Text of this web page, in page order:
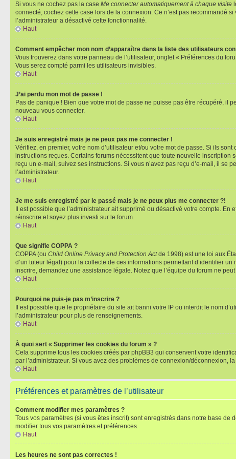
Si vous ne cochez pas la case Me connecter automatiquement à chaque visite
connecté, cochez cette case lors de la connexion. Ce n’est pas recommandé
l’administrateur a désactivé cette fonctionnalité.
Haut
Comment empêcher mon nom d’apparaître dans la liste des utilisateurs
Vous trouverez dans votre panneau de l’utilisateur, onglet « Préférences du
Vous serez compté parmi les utilisateurs invisibles.
Haut
J’ai perdu mon mot de passe !
Pas de panique ! Bien que votre mot de passe ne puisse pas être récupéré, il
nouveau vous connecter.
Haut
Je suis enregistré mais je ne peux pas me connecter !
Vérifiez, en premier, votre nom d’utilisateur et/ou votre mot de passe. Si ils
instructions reçues. Certains forums nécessitent que toute nouvelle inscription
reçu un e-mail, suivez ses instructions. Si vous n’avez pas reçu d’e-mail, il se
l’administrateur.
Haut
Je me suis enregistré par le passé mais je ne peux plus me connecter ?!
Il est possible que l’administrateur ait supprimé ou désactivé votre compte.
réinscrire et soyez plus investi sur le forum.
Haut
Que signifie COPPA ?
COPPA (ou Child Online Privacy and Protection Actde 1998) est une loi aux
d’un tuteur légal) pour la collecte de ces informations permettant d’identifier
inscrire, demandez une assistance légale. Notez que l’équipe du forum ne
Haut
Pourquoi ne puis-je pas m’inscrire ?
Il est possible que le propriétaire du site ait banni votre IP ou interdit le nom
l’administrateur pour plus de renseignements.
Haut
À quoi sert « Supprimer les cookies du forum » ?
Cela supprime tous les cookies créés par phpBB3 qui conservent votre
par l’administrateur. Si vous avez des problèmes de connexion/déconnexion,
Haut
Préférences et paramètres de l’utilisateur
Comment modifier mes paramètres ?
Tous vos paramètres (si vous êtes inscrit) sont enregistrés dans notre base de
modifier tous vos paramètres et préférences.
Haut
Les heures ne sont pas correctes !